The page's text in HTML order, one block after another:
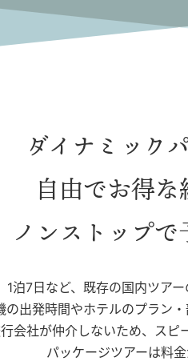
ダイナミック
自由でお得
ノンストップ
1泊7日など、既存の国内ツア
の出発時間やホテルのプラン
会社が仲介しないため、スピ
パッケージツアーは料金